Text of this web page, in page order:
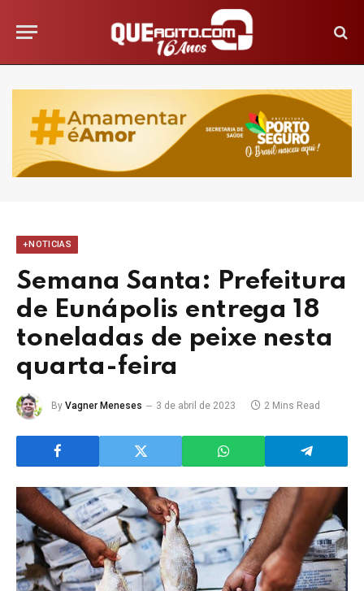
+NOTICIAS
Semana Santa: Prefeitura
de Eunápolis entrega 18
toneladas de peixe nesta
quarta-feira
By Vagner Meneses 3 de abril de 2023 2 Mins Read